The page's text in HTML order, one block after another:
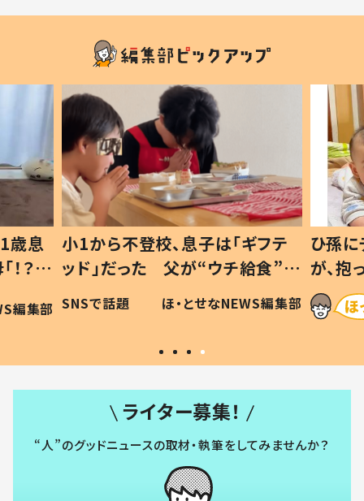
歳息
？」
編集部
小1から不登校、息子は「ギフテ
ッド」だった 父が“ウチ給食”を
作り続ける理由とは #令和の親
#令和の子
SNSで話題 ほ・とせなNEWS編集部
ひ孫
が、
「涙が
い」
ライター募集！
“人”のグッドニュースの取材・執筆をしてみませんか？